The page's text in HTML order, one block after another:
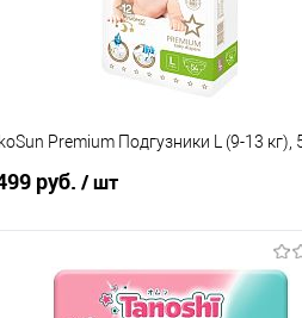
Premium Подгузники L (9-13 кг),
руб. / шт
В корзину